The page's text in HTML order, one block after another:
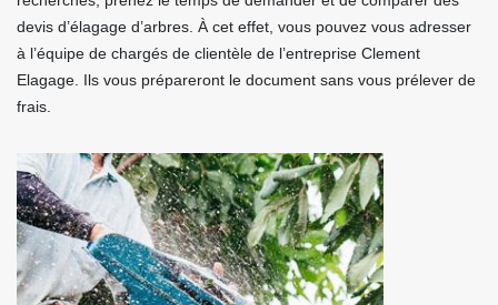
devis d’élagage d’arbres. À cet effet, vous pouvez vous adresser
à l’équipe de chargés de clientèle de l’entreprise Clement
Elagage. Ils vous prépareront le document sans vous prélever de
frais.